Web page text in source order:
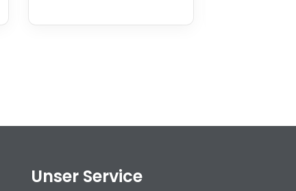
Unser Service